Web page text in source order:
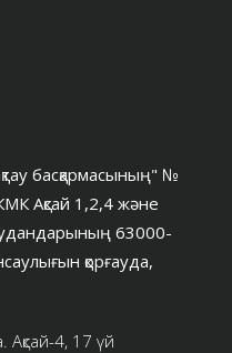
басқармасының" №
Ақсай 1,2,4 және
63000-
қорғауда,
4, 17 үй